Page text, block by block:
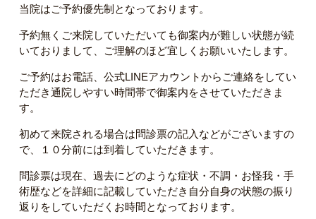
当院はご予約優先制となっております。
予約無くご来院していただいても御案内が難しい状態が続
いておりまして、ご理解のほど宜しくお願いいたします。
ご予約はお電話、公式LINEアカウントからご連絡をしてい
ただき通院しやすい時間帯で御案内をさせていただきま
す。
初めて来院される場合は問診票の記入などがございますの
で、１０分前には到着していただきます。
問診票は現在、過去にどのような症状・不調・お怪我・手
術歴などを詳細に記載していただき自分自身の状態の振り
返りをしていただくお時間となっております。